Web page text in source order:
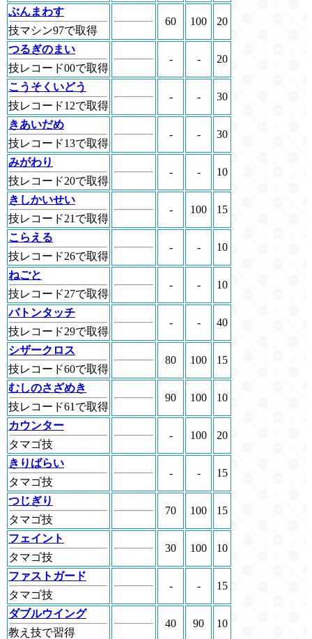
ぶんまわす
技マシン97で取得
60 100 20
つるぎのまい
技レコード00で取得
- - 20
こうそくいどう
技レコード12で取得
- - 30
きあいだめ
技レコード13で取得
- - 30
みがわり
技レコード20で取得
- - 10
きしかいせい
技レコード21で取得
- 100 15
こらえる
技レコード26で取得
- - 10
ねごと
技レコード27で取得
- - 10
バトンタッチ
技レコード29で取得
- - 40
シザークロス
技レコード60で取得
80 100 15
むしのさざめき
技レコード61で取得
90 100 10
カウンター
タマゴ技
- 100 20
きりばらい
タマゴ技
- - 15
つじぎり
タマゴ技
70 100 15
フェイント
タマゴ技
30 100 10
ファストガード
タマゴ技
- - 15
ダブルウイング
教え技で習得
40 90 10